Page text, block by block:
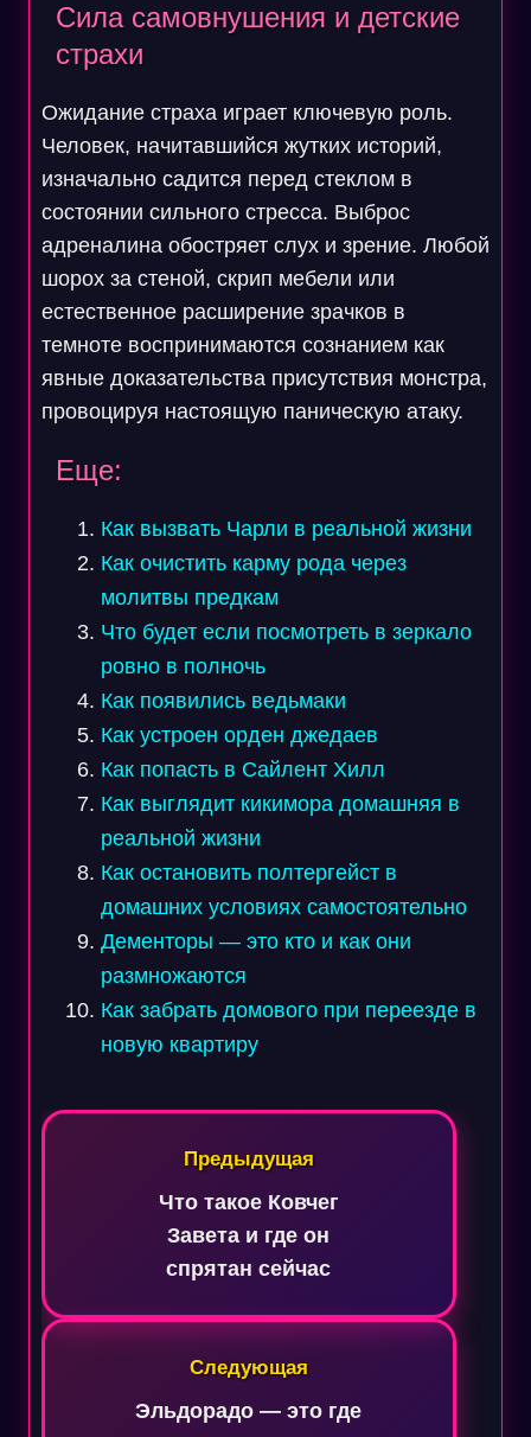
Сила самовнушения и детские
страхи
Ожидание страха играет ключевую роль.
Человек, начитавшийся жутких историй,
изначально садится перед стеклом в
состоянии сильного стресса. Выброс
адреналина обостряет слух и зрение. Любой
шорох за стеной, скрип мебели или
естественное расширение зрачков в
темноте воспринимаются сознанием как
явные доказательства присутствия монстра,
провоцируя настоящую паническую атаку.
Еще:
Как вызвать Чарли в реальной жизни
Как очистить карму рода через
молитвы предкам
Что будет если посмотреть в зеркало
ровно в полночь
Как появились ведьмаки
Как устроен орден джедаев
Как попасть в Сайлент Хилл
Как выглядит кикимора домашняя в
реальной жизни
Как остановить полтергейст в
домашних условиях самостоятельно
Дементоры — это кто и как они
размножаются
Как забрать домового при переезде в
новую квартиру
Навигация
Предыдущая
Что такое Ковчег
Завета и где он
спрятан сейчас
Следующая
Эльдорадо — это где